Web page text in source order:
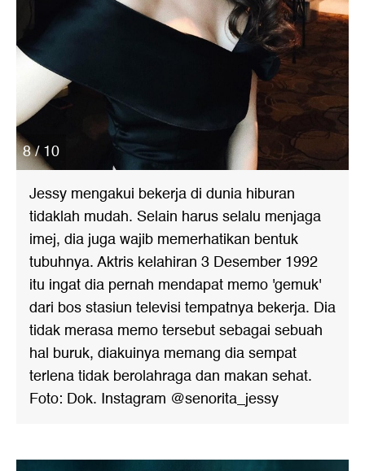
8 / 10
Jessy mengakui bekerja di dunia hiburan
tidaklah mudah. Selain harus selalu menjaga
imej, dia juga wajib memerhatikan bentuk
tubuhnya. Aktris kelahiran 3 Desember 1992
itu ingat dia pernah mendapat memo 'gemuk'
dari bos stasiun televisi tempatnya bekerja. Dia
tidak merasa memo tersebut sebagai sebuah
hal buruk, diakuinya memang dia sempat
terlena tidak berolahraga dan makan sehat.
Foto: Dok. Instagram @senorita_jessy